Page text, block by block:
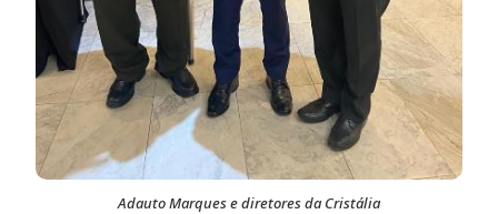
Adauto Marques e diretores da Cristália